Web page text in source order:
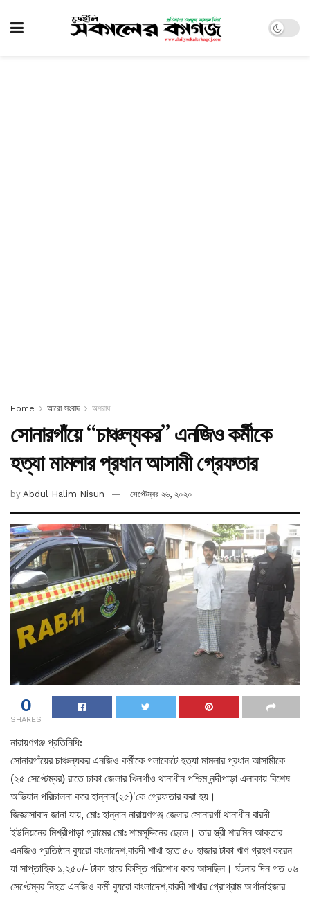
Home আরো সংবাদ অপরাধ
সোনারগাঁয়ে “চাঞ্চল্যকর” এনজিও কর্মীকে
হত্যা মামলার প্রধান আসামী গ্রেফতার
by Abdul Halim Nisun সেপ্টেম্বর ২৬, ২০২০
0
SHARES
নারায়ণগঞ্জ প্রতিনিধিঃ
সোনারগাঁয়ের চাঞ্চল্যকর এনজিও কর্মীকে গলাকেটে হত্যা মামলার প্রধান আসামীকে
(২৫ সেপ্টেম্বর) রাতে ঢাকা জেলার খিলগাঁও থানাধীন পশ্চিম নন্দীপাড়া এলাকায় বিশেষ
অভিযান পরিচালনা করে হান্নান(২৫)’কে গ্রেফতার করা হয়।
জিজ্ঞাসাবাদ জানা যায়, মোঃ হান্নান নারায়ণগঞ্জ জেলার সোনারগাঁ থানাধীন বারদী
ইউনিয়নের মিশ্রীপাড়া গ্রামের মোঃ শামসুদ্দিনের ছেলে। তার স্ত্রী শারমিন আক্তার
এনজিও প্রতিষ্ঠান ব্যুরো বাংলাদেশ,বারদী শাখা হতে ৫০ হাজার টাকা ঋণ গ্রহণ করেন
যা সাপ্তাহিক ১,২৫০/- টাকা হারে কিস্তি পরিশোধ করে আসছিল। ঘটনার দিন গত ০৬
সেপ্টেম্বর নিহত এনজিও কর্মী ব্যুরো বাংলাদেশ,বারদী শাখার প্রোগ্রাম অর্গানাইজার